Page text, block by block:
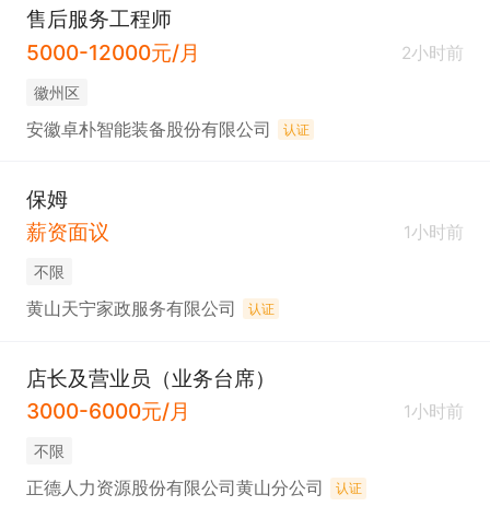
售后服务工程师
5000-12000元/月
2小时前
徽州区
安徽卓朴智能装备股份有限公司 认证
保姆
薪资面议
1小时前
不限
黄山天宁家政服务有限公司 认证
店长及营业员（业务台席）
3000-6000元/月
1小时前
不限
正德人力资源股份有限公司黄山分公司 认证